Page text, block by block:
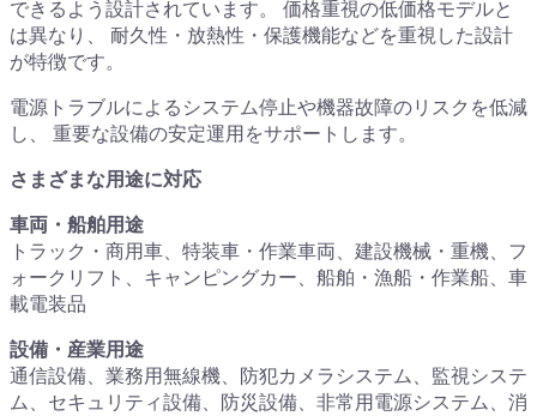
できるよう設計されています。 価格重視の低価格モデルと
は異なり、 耐久性・放熱性・保護機能などを重視した設計
が特徴です。
電源トラブルによるシステム停止や機器故障のリスクを低減
し、 重要な設備の安定運用をサポートします。
さまざまな用途に対応
車両・船舶用途
トラック・商用車、特装車・作業車両、建設機械・重機、フ
ォークリフト、キャンピングカー、船舶・漁船・作業船、車
載電装品
設備・産業用途
通信設備、業務用無線機、防犯カメラシステム、監視システ
ム、セキュリティ設備、防災設備、非常用電源システム、消